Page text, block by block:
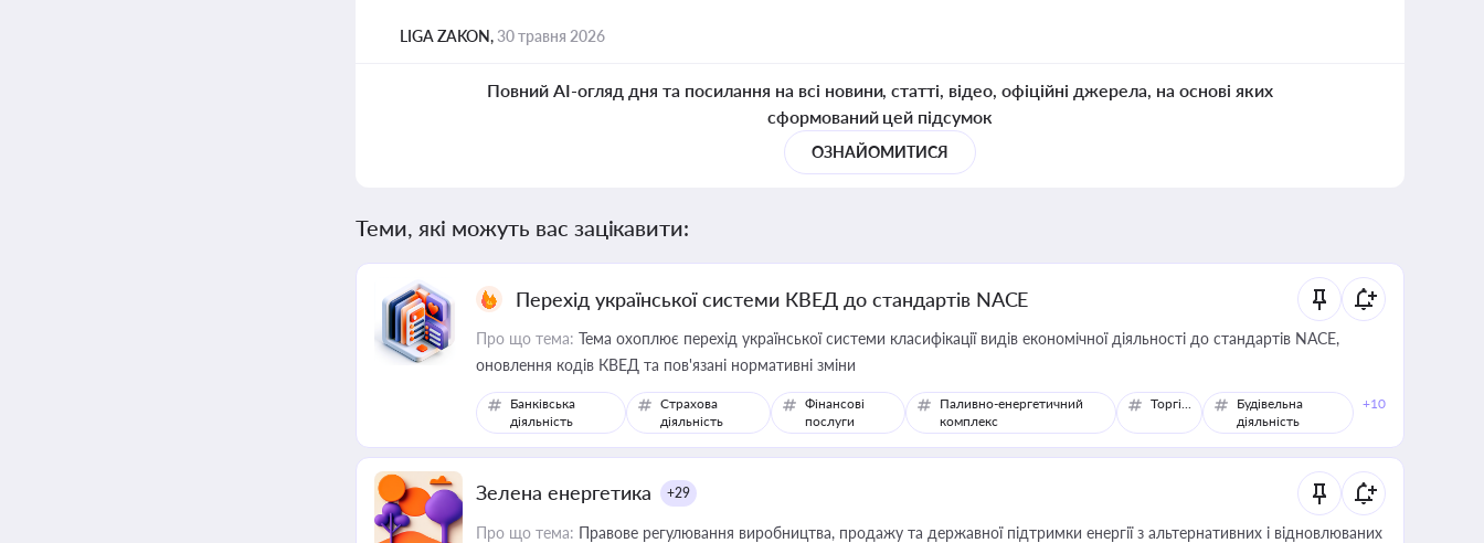
LIGA ZAKON,30 травня 2026
Повний AI-огляд дня та посилання на всі новини, статті, відео, офіційні джерела, на основі яких
сформований цей підсумок
ОЗНАЙОМИТИСЯ
Теми, які можуть вас зацікавити:
Перехід української системи КВЕД до стандартів NACE
Про що тема: Тема охоплює перехід української системи класифікації видів економічної діяльності до стандартів NACE,
оновлення кодів КВЕД та пов'язані нормативні зміни
Банківська
діяльність
Страхова
діяльність
Фінансові
послуги
Паливно-енергетичний
комплекс
Торгівля
Будівельна
діяльність
+10
Зелена енергетика +29
Про що тема: Правове регулювання виробництва, продажу та державної підтримки енергії з альтернативних і відновлюваних